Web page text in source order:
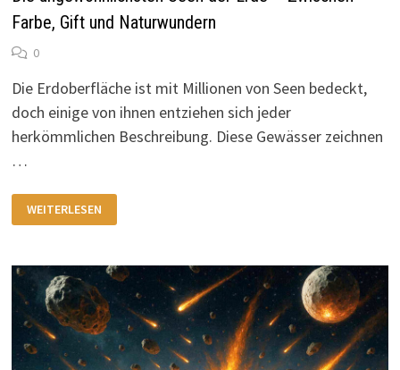
Farbe, Gift und Naturwundern
0
Die Erdoberfläche ist mit Millionen von Seen bedeckt,
doch einige von ihnen entziehen sich jeder
herkömmlichen Beschreibung. Diese Gewässer zeichnen
…
UNGEWÖHNLICHSTEN
SEEN
–
ZWISCHEN
FARBE,
GIFT
UND
NATURWUNDERN
WEITERLESEN